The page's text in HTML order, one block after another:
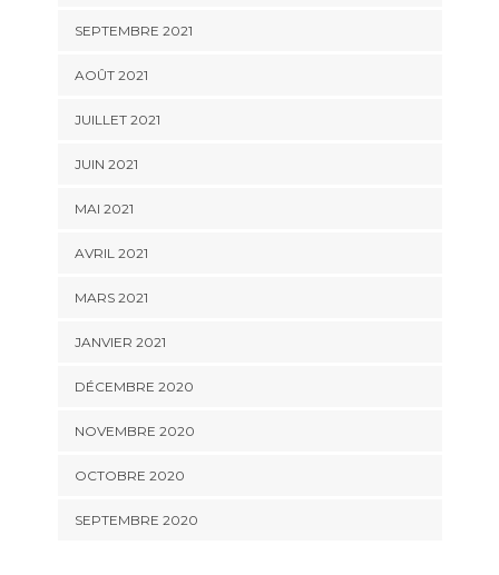
SEPTEMBRE 2021
AOÛT 2021
JUILLET 2021
JUIN 2021
MAI 2021
AVRIL 2021
MARS 2021
JANVIER 2021
DÉCEMBRE 2020
NOVEMBRE 2020
OCTOBRE 2020
SEPTEMBRE 2020